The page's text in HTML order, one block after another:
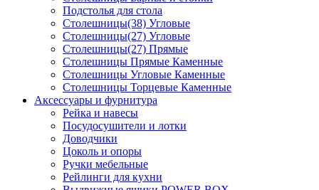
Подстолья для стола
Столешницы(38) Угловые
Столешницы(27) Угловые
Столешницы(27) Прямые
Столешницы Прямые Каменные
Столешницы Угловые Каменные
Столешницы Торцевые Каменные
Аксессуары и фурнитура
Рейка и навесы
Посудосушители и лотки
Доводчики
Цоколь и опоры
Ручки мебельные
Рейлинги для кухни